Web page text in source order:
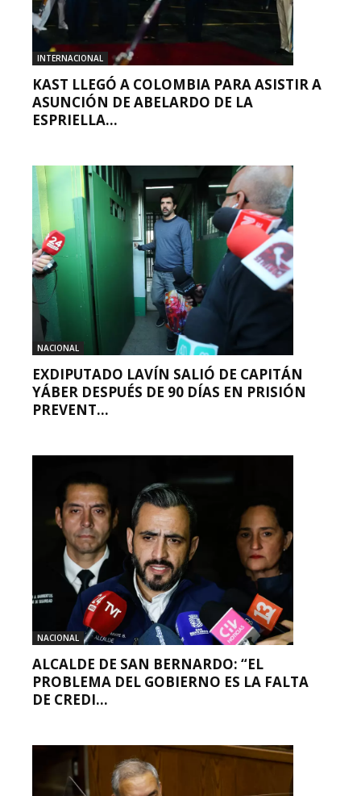
INTERNACIONAL
KAST LLEGÓ A COLOMBIA PARA ASISTIR A
ASUNCIÓN DE ABELARDO DE LA
ESPRIELLA...
NACIONAL
EXDIPUTADO LAVÍN SALIÓ DE CAPITÁN
YÁBER DESPUÉS DE 90 DÍAS EN PRISIÓN
PREVENT...
NACIONAL
ALCALDE DE SAN BERNARDO: “EL
PROBLEMA DEL GOBIERNO ES LA FALTA
DE CREDI...